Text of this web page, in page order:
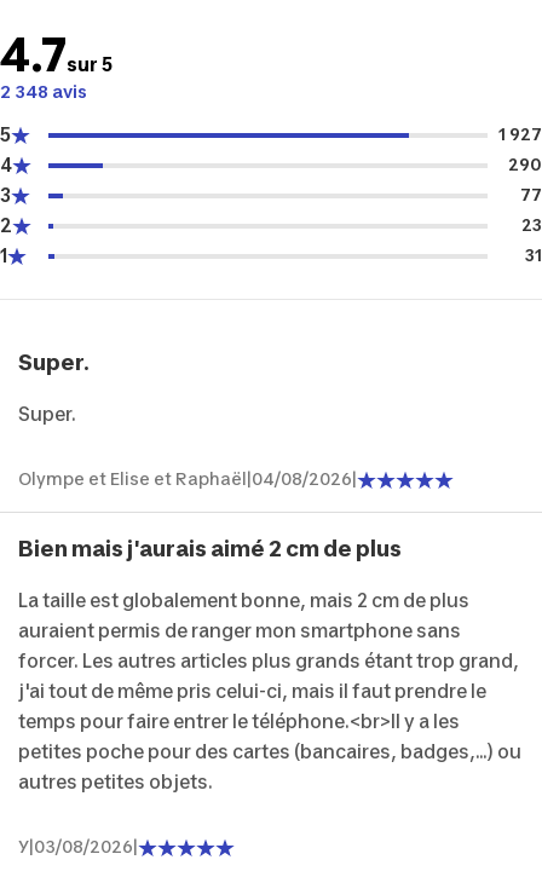
4.7sur 5
2 348 avis
5 1 927
4 290
3 77
2 23
1 31
Super.
Super.
Olympe et Elise et Raphaël 04/08/2026
Bien mais j'aurais aimé 2 cm de plus
La taille est globalement bonne, mais 2 cm de plus
auraient permis de ranger mon smartphone sans
forcer. Les autres articles plus grands étant trop grand,
j'ai tout de même pris celui-ci, mais il faut prendre le
temps pour faire entrer le téléphone.<br>Il y a les
petites poche pour des cartes (bancaires, badges,...) ou
autres petites objets.
Y 03/08/2026